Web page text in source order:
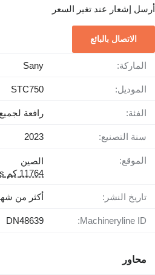
أرسل إشعار عند تغير السعر
الاتصال بالبائع
الماركة: Sany
الموديل: STC750
الفئة: رافعة
سنة التصنيع: 2023
الموقع:
الصين
11764 كم to "United States/Columbus"
تاريخ النشر: أكثر من
Machineryline ID:
DN48639
محاور